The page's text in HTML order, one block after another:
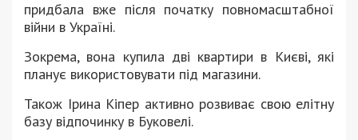
придбала вже після початку повномасштабної
війни в Україні.
Зокрема, вона купила дві квартири в Києві, які
планує використовувати під магазини.
Також Ірина Кіпер активно розвиває свою елітну
базу відпочинку в Буковелі.